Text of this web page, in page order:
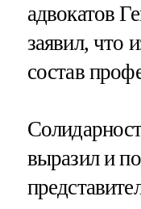
адвокатов
заявил, что
состав
выразил и